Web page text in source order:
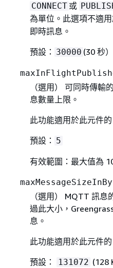
CONNECT 或
為單位。此選項不適
即時訊息。
預設： 30000 (30 秒）
（選用） 可同時傳輸
息數量上限。
此功能適用於此元件
預設： 5
有效範圍：最大值為
（選用） MQTT 訊
過此大小，
息。
此功能適用於此元件
預設：
131072 (128